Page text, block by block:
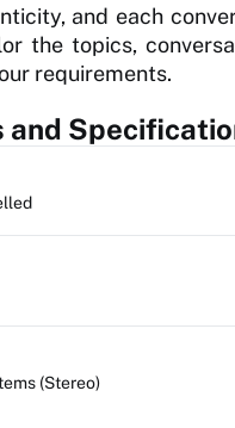
and each
the topics,
requirements.
and
(Stereo)